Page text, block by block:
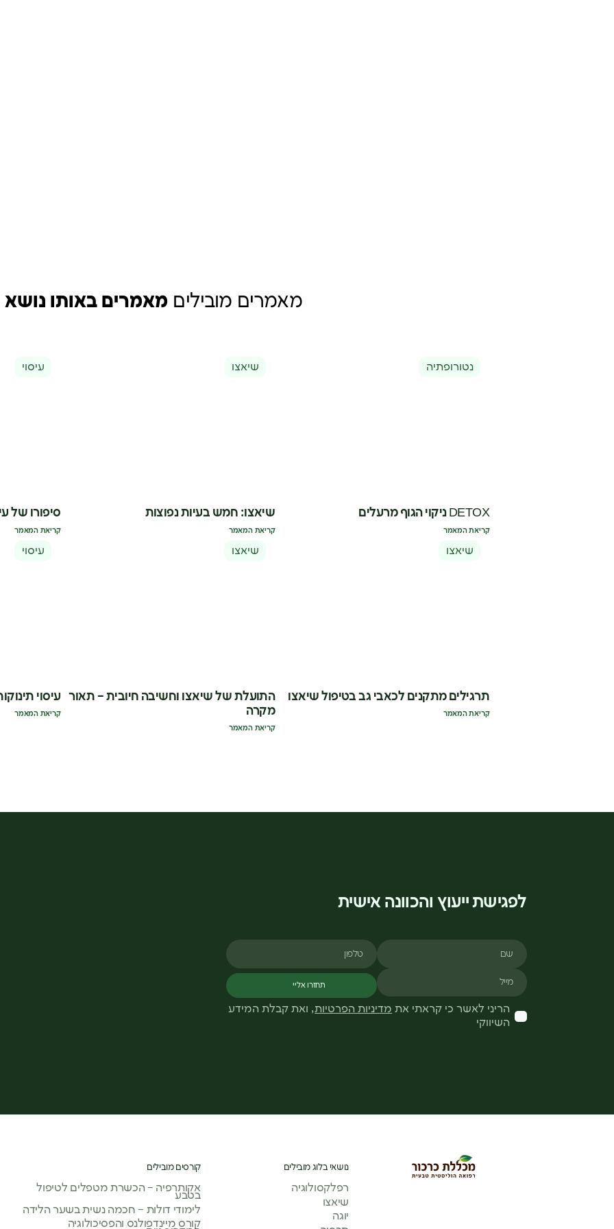
מאמרים מובילים מאמרים באותו נושא
נטורופתיה
DETOX ניקוי הגוף מרעלים
קריאת המאמר
שיאצו
שיאצו: חמש בעיות נפוצות
קריאת המאמר
עיסוי
סיפורו של
קריאת המאמר
שיאצו
תרגילים מתקנים לכאבי גב בטיפול שיאצו
קריאת המאמר
שיאצו
התועלת של שיאצו וחשיבה חיובית – תאור
מקרה
קריאת המאמר
עיסוי
עיסוי
קריאת המאמר
לפגישת ייעוץ והכוונה אישית
שם טלפון
מייל
תחזרו אליי
הריני לאשר כי קראתי את מדיניות הפרטיות, ואת קבלת המידע
השיווקי
נושאי בלוג מובילים
רפלקסולוגיה
שיאצו
יוגה
קורסים מובילים
אקותרפיה – הכשרת מטפלים לטיפול
בטבע
לימודי דולות – חכמה נשית בשער הלידה
קורס מיינדפולנס והפסיכולוגיה